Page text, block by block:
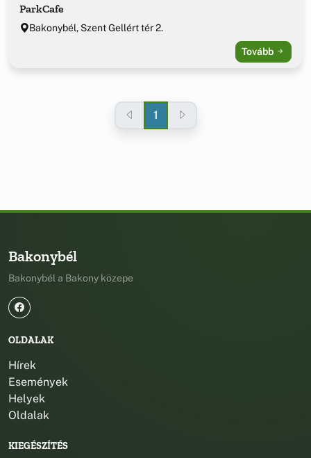
ParkCafe
Bakonybél, Szent Gellért tér 2.
Tovább
1
Bakonybél
Bakonybél a Bakony közepe
OLDALAK
Hírek
Események
Helyek
Oldalak
KIEGÉSZÍTÉS